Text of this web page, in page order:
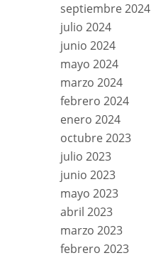
septiembre 2024
julio 2024
junio 2024
mayo 2024
marzo 2024
febrero 2024
enero 2024
octubre 2023
julio 2023
junio 2023
mayo 2023
abril 2023
marzo 2023
febrero 2023